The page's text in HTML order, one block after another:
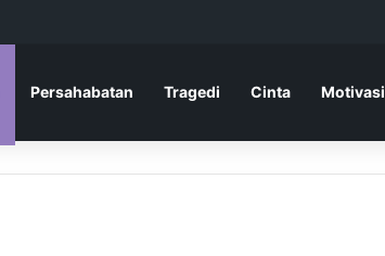
Persahabatan Tragedi Cinta Motivasi